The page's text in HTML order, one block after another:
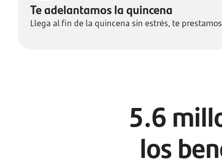
Te adelantamos la quincena
Llega al fin de la quincena sin estrés, te
5.6
los